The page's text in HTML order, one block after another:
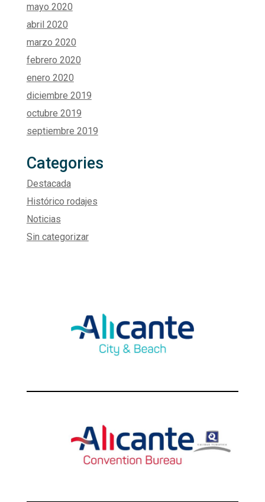
mayo 2020
abril 2020
marzo 2020
febrero 2020
enero 2020
diciembre 2019
octubre 2019
septiembre 2019
Categories
Destacada
Histórico rodajes
Noticias
Sin categorizar